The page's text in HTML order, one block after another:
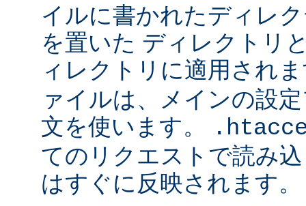
イルに書かれたディレ
を置いた ディレクトリ
ィレクトリに適用され
ァイルは、メインの設
文を使います。
てのリクエストで読み
はすぐに反映されます。